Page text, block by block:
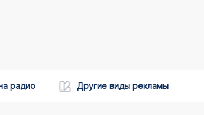
радио Другие виды рекламы